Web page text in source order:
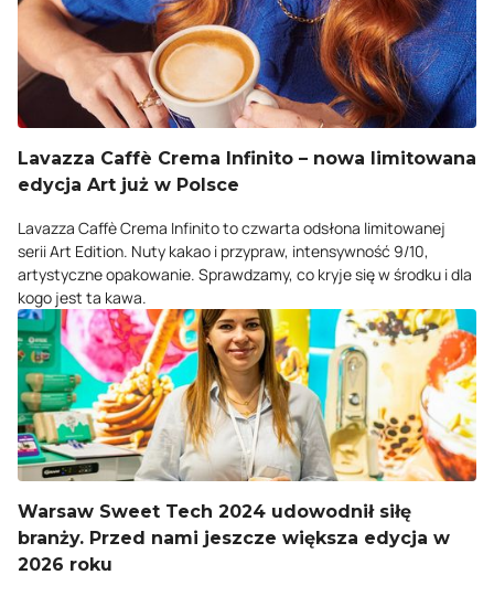
Lavazza Caffè Crema Infinito – nowa limitowana
edycja Art już w Polsce
Lavazza Caffè Crema Infinito to czwarta odsłona limitowanej
serii Art Edition. Nuty kakao i przypraw, intensywność 9/10,
artystyczne opakowanie. Sprawdzamy, co kryje się w środku i dla
kogo jest ta kawa.
Warsaw Sweet Tech 2024 udowodnił siłę
branży. Przed nami jeszcze większa edycja w
2026 roku